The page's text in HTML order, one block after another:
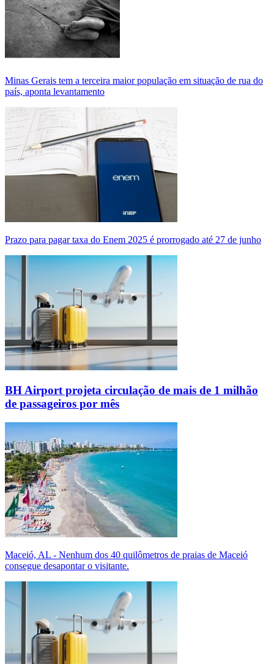
Minas Gerais tem a terceira maior população em situação de rua do
país, aponta levantamento
Prazo para pagar taxa do Enem 2025 é prorrogado até 27 de junho
BH Airport projeta circulação de mais de 1 milhão
de passageiros por mês
Maceió, AL - Nenhum dos 40 quilômetros de praias de Maceió
consegue desapontar o visitante.